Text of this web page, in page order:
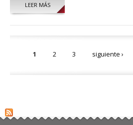
LEER MÁSSOBRE SONIA GREGORIA
1 2 3 siguiente ›